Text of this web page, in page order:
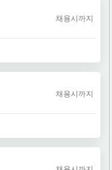
채용시까지
채용시까지